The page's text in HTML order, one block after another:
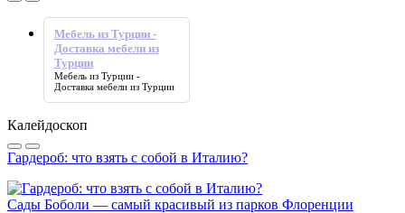
Мебель из Турции -
Доставка мебели из
Турции
Мебель из Турции -
Доставка мебели из Турции
Калейдоскоп
Гардероб: что взять с собой в Италию?
Сады Боболи — самый красивый из парков Флоренции